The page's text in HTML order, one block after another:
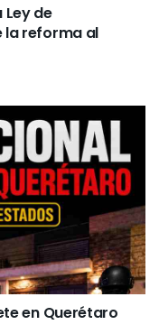
de
la reforma al
en Querétaro